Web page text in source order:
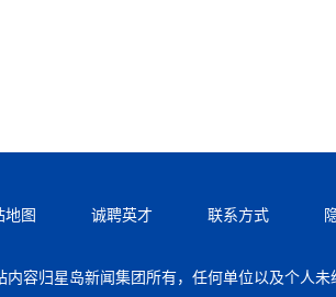
地图 诚聘英才 联系方式
内容归星岛新闻集团所有，任何单位以及个人未